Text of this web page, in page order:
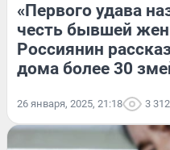
«Первого удава
честь бывшей
Россиянин
дома более 30
26 января, 2025, 21:18 3 312